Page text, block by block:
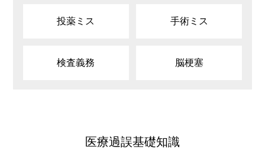
投薬ミス 手術ミス
検査義務 脳梗塞
医療過誤基礎知識